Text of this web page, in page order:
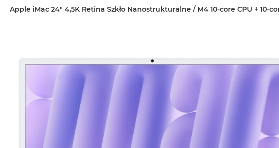
Apple iMac 24" 4,5K Retina Szkło Nanostrukturalne / M4 10-core CPU + 10-